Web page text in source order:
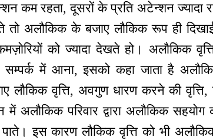
कम रहता, दूसरों के प्रति अटेन्शन
अलौकिक के बजाए लौकिक रूप ही
को ज्यादा देखते हो। अलौकिक
सम्पर्क में आना, इसको कहा जाता है
लौकिक वृत्ति, अवगुण धारण करने की वृत्ति,
अलौकिक परिवार द्वारा अलौकिक
इस कारण लौकिक वृत्ति को भी